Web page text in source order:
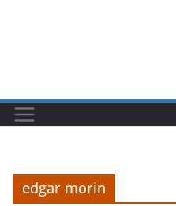
edgar morin